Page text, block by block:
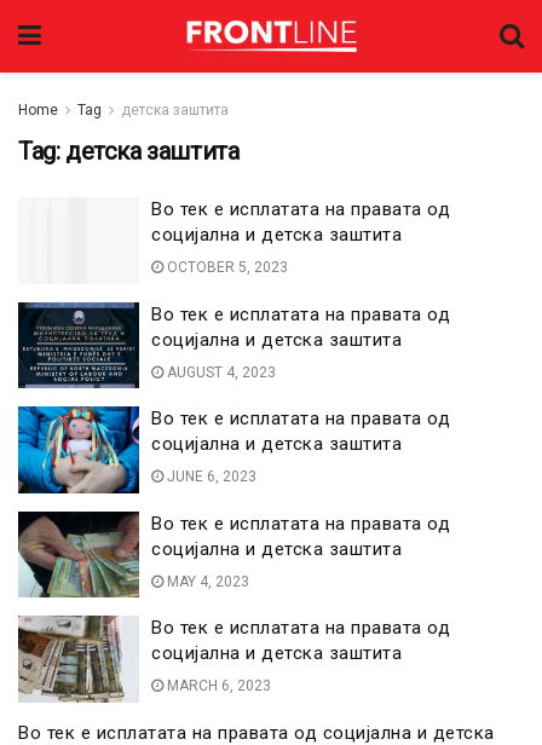
Home Tag детска заштита
Tag: детска заштита
Во тек е исплатата на правата од
социјална и детска заштита
OCTOBER 5, 2023
Во тек е исплатата на правата од
социјална и детска заштита
AUGUST 4, 2023
Во тек е исплатата на правата од
социјална и детска заштита
JUNE 6, 2023
Во тек е исплатата на правата од
социјална и детска заштита
MAY 4, 2023
Во тек е исплатата на правата од
социјална и детска заштита
MARCH 6, 2023
Во тек е исплатата на правата од социјална и детска